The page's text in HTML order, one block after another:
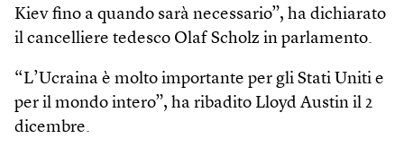
Kiev fino a quando sarà necessario”, ha dichiarato
il cancelliere tedesco Olaf Scholz in parlamento.
“L’Ucraina è molto importante per gli Stati Uniti e
per il mondo intero”, ha ribadito Lloyd Austin il 2
dicembre.